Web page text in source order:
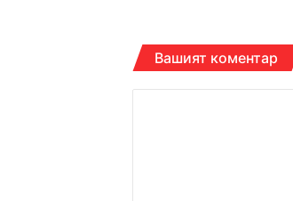
Вашият коментар